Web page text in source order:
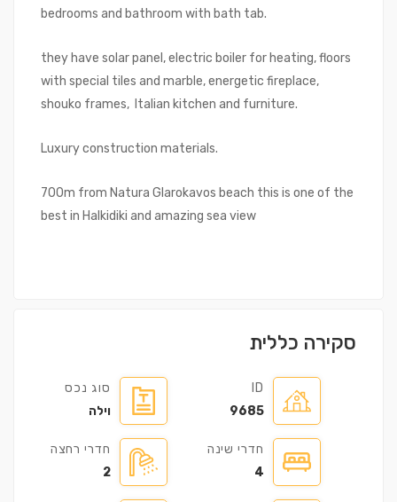
bedrooms and bathroom with bath tab.
they have solar panel, electric boiler for heating, floors
with special tiles and marble, energetic fireplace,
shouko frames, Italian kitchen and furniture.
Luxury construction materials.
700m from Natura Glarokavos beach this is one of the
best in Halkidiki and amazing sea view
סקירה כללית
ID
9685
סוג נכס
וילה
חדרי שינה
4
חדרי רחצה
2